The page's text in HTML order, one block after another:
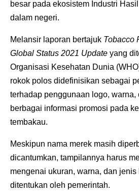
besar pada ekosistem Industri
dalam negeri.
Melansir laporan bertajuk Tobacco
Global Status 2021 Update yang
Organisasi Kesehatan Dunia
rokok polos didefinisikan sebagai
terhadap penggunaan logo, warna,
berbagai informasi promosi pada
tembakau.
Meskipun nama merek masih
dicantumkan, tampilannya harus
mengenai ukuran, warna, dan jenis
ditentukan oleh pemerintah.